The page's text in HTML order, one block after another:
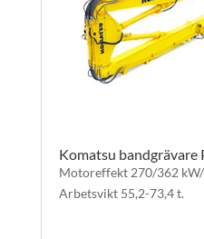
Komatsu bandgrävare
Motoreffekt 270/362
Arbetsvikt 55,2-73,4 t.